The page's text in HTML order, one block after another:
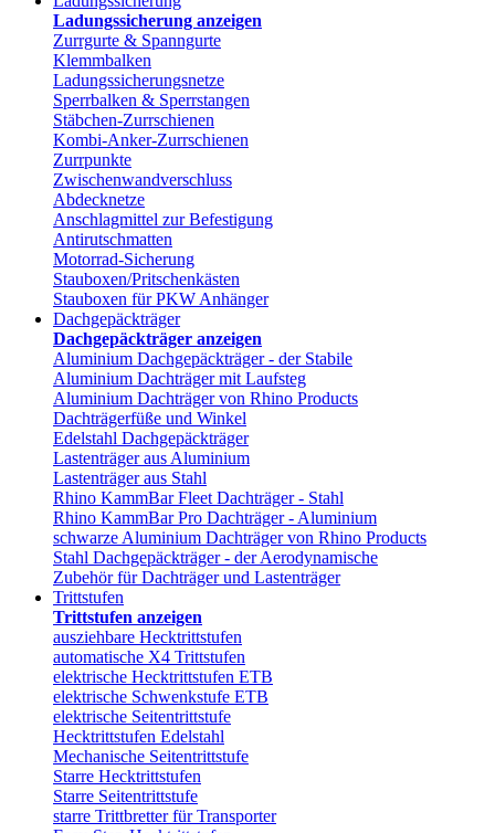
Ladungssicherung anzeigen
Zurrgurte & Spanngurte
Klemmbalken
Ladungssicherungsnetze
Sperrbalken & Sperrstangen
Stäbchen-Zurrschienen
Kombi-Anker-Zurrschienen
Zurrpunkte
Zwischenwandverschluss
Abdecknetze
Anschlagmittel zur Befestigung
Antirutschmatten
Motorrad-Sicherung
Stauboxen/Pritschenkästen
Stauboxen für PKW Anhänger
Dachgepäckträger
Dachgepäckträger anzeigen
Aluminium Dachgepäckträger - der Stabile
Aluminium Dachträger mit Laufsteg
Aluminium Dachträger von Rhino Products
Dachträgerfüße und Winkel
Edelstahl Dachgepäckträger
Lastenträger aus Aluminium
Lastenträger aus Stahl
Rhino KammBar Fleet Dachträger - Stahl
Rhino KammBar Pro Dachträger - Aluminium
schwarze Aluminium Dachträger von Rhino Products
Stahl Dachgepäckträger - der Aerodynamische
Zubehör für Dachträger und Lastenträger
Trittstufen
Trittstufen anzeigen
ausziehbare Hecktrittstufen
automatische X4 Trittstufen
elektrische Hecktrittstufen ETB
elektrische Schwenkstufe ETB
elektrische Seitentrittstufe
Hecktrittstufen Edelstahl
Mechanische Seitentrittstufe
Starre Hecktrittstufen
Starre Seitentrittstufe
starre Trittbretter für Transporter